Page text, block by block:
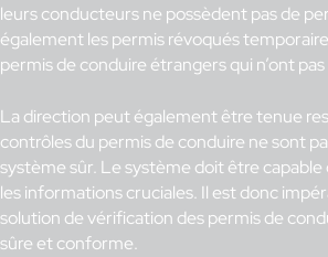
leurs conducteurs ne possèdent pas de
également les permis révoqués
permis de conduire étrangers qui n’ont
La direction peut également être tenue
contrôles du permis de conduire ne sont
système sûr. Le système doit être
les informations cruciales. Il est donc
solution de vérification des permis de
sûre et conforme.